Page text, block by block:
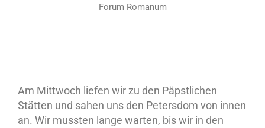
Forum Romanum
Am Mittwoch liefen wir zu den Päpstlichen
Stätten und sahen uns den Petersdom von innen
an. Wir mussten lange warten, bis wir in den